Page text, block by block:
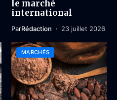
le marché
international
ParRédaction 23 juillet 2026
MARCHÉS